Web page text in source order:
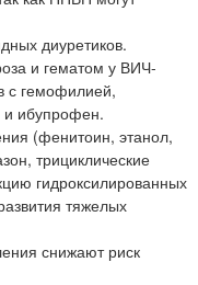
диуретиков.
и гематом у ВИЧ-
с гемофилией,
и ибупрофен.
(фенитоин, этанол,
трициклические
гидроксилированных
тяжелых
снижают риск